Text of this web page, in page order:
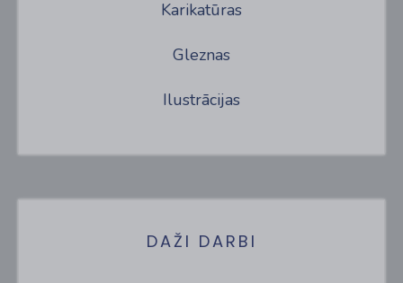
Karikatūras
Gleznas
Ilustrācijas
DAŽI DARBI